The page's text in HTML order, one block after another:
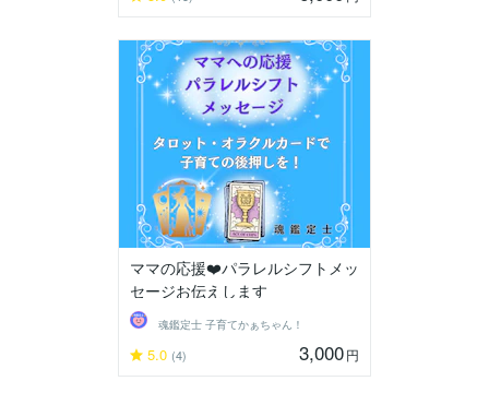
ママの応援❤️パラレルシフトメッ
セージお伝えします
魂鑑定士 子育てかぁちゃん！
5.0 (4) 3,000円